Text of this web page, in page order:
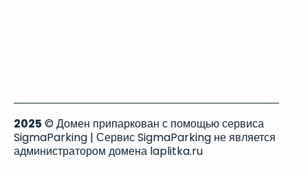
2025 © Домен припаркован с помощью сервиса
SigmaParking | Сервис SigmaParking не является
администратором домена laplitka.ru